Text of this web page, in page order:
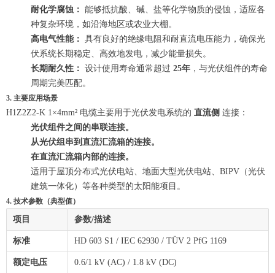
耐化学腐蚀： 能够抵抗酸、碱、盐等化学物质的侵蚀，适应各
种复杂环境，如沿海地区或农业大棚。
高电气性能： 具有良好的绝缘电阻和耐直流电压能力，确保光
伏系统长期稳定、高效地发电，减少能量损失。
长期耐久性： 设计使用寿命通常超过 25年 ，与光伏组件的寿命
周期完美匹配。
3. 主要应用场景
H1Z2Z2-K 1×4mm² 电缆主要用于光伏发电系统的 直流侧 连接：
光伏组件之间的串联连接。
从光伏组串到直流汇流箱的连接。
在直流汇流箱内部的连接。
适用于屋顶分布式光伏电站、地面大型光伏电站、BIPV（光伏
建筑一体化）等各种类型的太阳能项目。
4. 技术参数（典型值）
项目 参数/描述
标准 HD 603 S1 / IEC 62930 / TÜV 2 PfG 1169
额定电压 0.6/1 kV (AC) / 1.8 kV (DC)